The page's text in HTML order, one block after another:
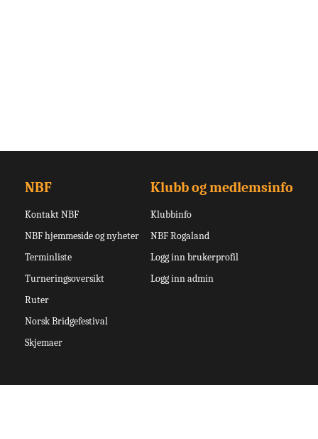
NBF
Kontakt NBF
NBF hjemmeside og nyheter
Terminliste
Turneringsoversikt
Ruter
Norsk Bridgefestival
Skjemaer
Klubb og medlemsinfo
Klubbinfo
NBF Rogaland
Logg inn brukerprofil
Logg inn admin